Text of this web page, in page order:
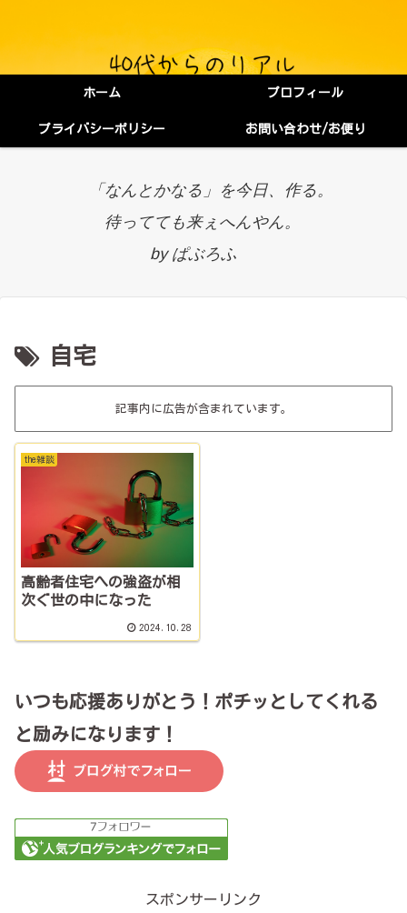
ホーム プロフィール
プライバシーポリシー お問い合わせ/お便り
「なんとかなる」を今日、作る。
待ってても来ぇへんやん。
by ぱぶろふ
自宅
記事内に広告が含まれています。
the雑談
高齢者住宅への強盗が相
次ぐ世の中になった
2024.10.28
いつも応援ありがとう！ポチッとしてくれる
と励みになります！
スポンサーリンク